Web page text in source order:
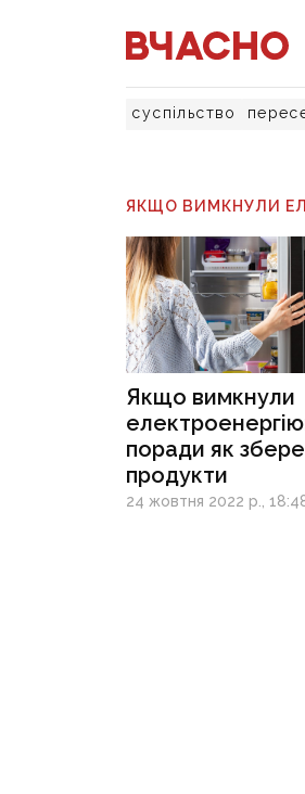
суспільство
ЯКЩО ВИМКНУЛИ
Якщо вимкнули
поради як
продукти
24 жовтня 2022 р.,